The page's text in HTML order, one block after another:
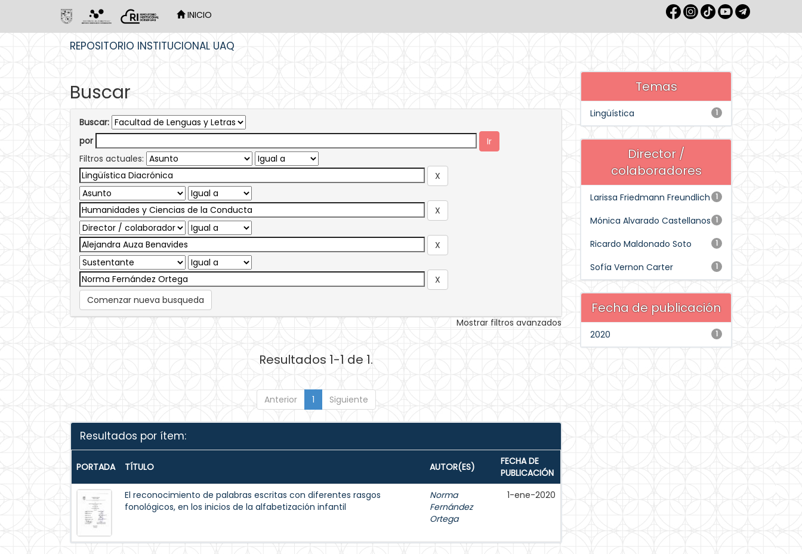
INICIO
REPOSITORIO INSTITUCIONAL UAQ
Buscar
Buscar:
por
Filtros actuales:
Comenzar nueva busqueda
Mostrar filtros avanzados
Resultados 1-1 de 1.
Anterior 1 Siguiente
Resultados por ítem:
PORTADA TÍTULO AUTOR(ES)
FECHA DE
PUBLICACIÓN
El reconocimiento de palabras escritas con diferentes rasgos
fonológicos, en los inicios de la alfabetización infantil
Norma
Fernández
Ortega
1-ene-2020
Temas
1
Lingüística
Director /
colaboradores
1
Larissa Friedmann Freundlich
1
Mónica Alvarado Castellanos
1
Ricardo Maldonado Soto
1
Sofía Vernon Carter
Fecha de publicación
1
2020